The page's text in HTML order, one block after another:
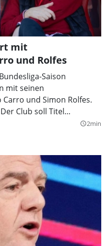
mit
und Rolfes
Saison
mit seinen
und Simon Rolfes.
Club soll Titel
query_builder2min